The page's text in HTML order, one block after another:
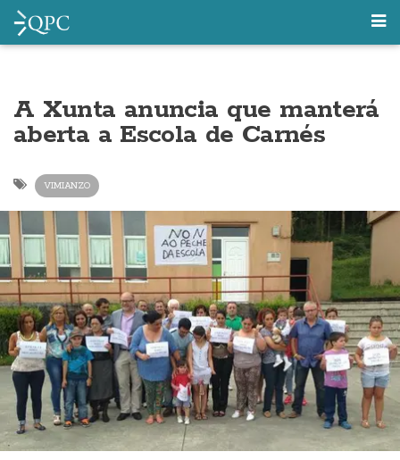
A Xunta anuncia que manterá
aberta a Escola de Carnés
VIMIANZO